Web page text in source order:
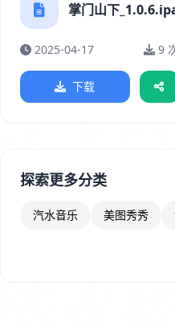
掌门山下
2025-04-17 9
下载
探索更多分类
汽水音乐 美图秀秀